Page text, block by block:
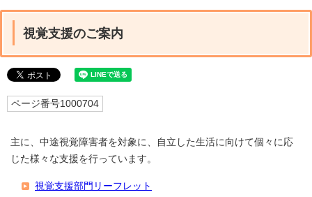
視覚支援のご案内
ページ番号1000704
主に、中途視覚障害者を対象に、自立した生活に向けて個々に応
じた様々な支援を行っています。
視覚支援部門リーフレット